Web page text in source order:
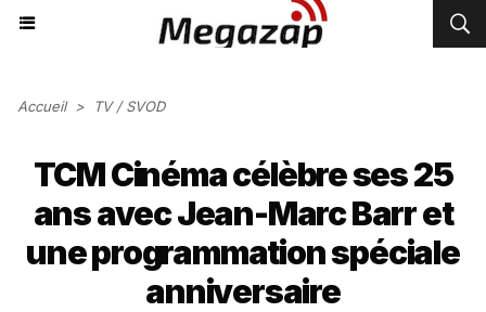
Accueil > TV / SVOD
TCM Cinéma célèbre ses 25
ans avec Jean-Marc Barr et
une programmation spéciale
anniversaire